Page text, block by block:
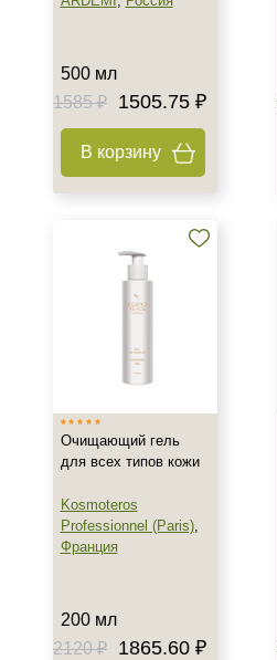
Декольте
Показать еще
AHA-кислоты
Аминокислоты
Показать еще
Ежедневный
500 мл
1585 ₽
1505.75 ₽
В корзину
Очищающий гель
для всех типов кожи
Kosmoteros
Professionnel (Paris),
Франция
200 мл
2120 ₽
1865.60 ₽